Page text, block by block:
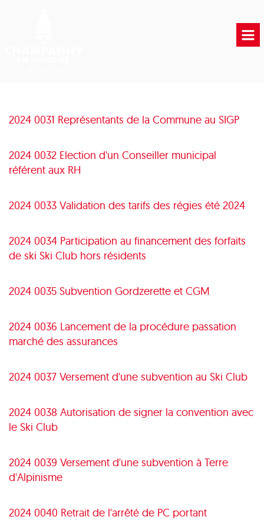
2024 0031 Représentants de la Commune au SIGP
2024 0032 Election d'un Conseiller municipal
référent aux RH
2024 0033 Validation des tarifs des régies été 2024
2024 0034 Participation au financement des forfaits
de ski Ski Club hors résidents
2024 0035 Subvention Gordzerette et CGM
2024 0036 Lancement de la procédure passation
marché des assurances
2024 0037 Versement d'une subvention au Ski Club
2024 0038 Autorisation de signer la convention avec
le Ski Club
2024 0039 Versement d'une subvention à Terre
d'Alpinisme
2024 0040 Retrait de l'arrêté de PC portant
Vie Pratique
Liens Utiles